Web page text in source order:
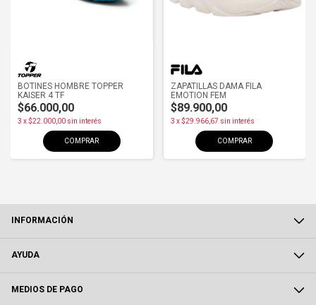
BOTINES HOMBRE TOPPER
KAISER 4 TF
$66.000,00
3 x$22.000,00 sin interés
COMPRAR
ZAPATILLAS DAMA FILA
EMOTION FEM
$89.900,00
3 x$29.966,67 sin interés
COMPRAR
INFORMACIÓN
AYUDA
MEDIOS DE PAGO